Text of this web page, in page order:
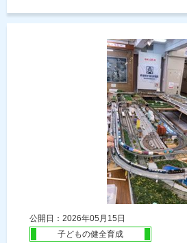
公開日：2026年05月15日
子どもの健全育成